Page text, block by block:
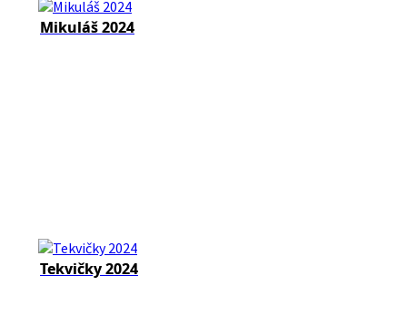
Mikuláš 2024
Tekvičky 2024